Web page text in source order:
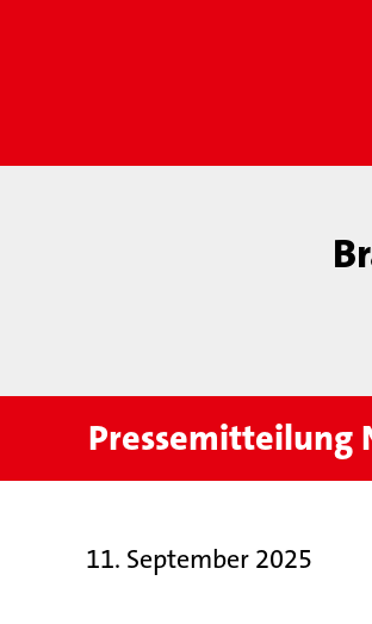
Pressemitteilung
11. September 2025